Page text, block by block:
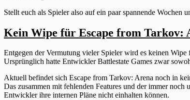
Stellt euch als Spieler also auf ein paar spannende
Kein Wipe für Escape from Tarkov:
Entgegen der Vermutung vieler Spieler wird es keinen
Ursprünglich hatte Entwickler Battlestate Games zwar
Aktuell befindet sich Escape from Tarkov: Arena noch in
Das zusammen mit fehlenden Features und der immer
Entwickler ihre internen Pläne nicht einhalten können.